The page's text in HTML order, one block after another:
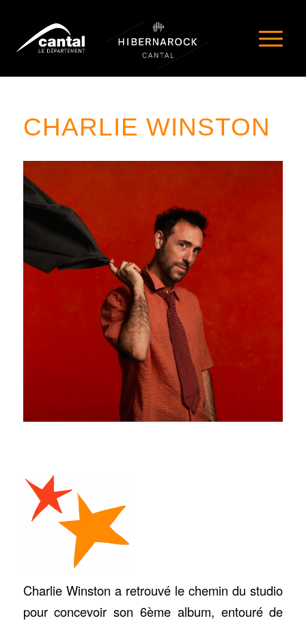
CHARLIE WINSTON
Charlie Winston a retrouvé le chemin du studio
pour concevoir son 6ème album, entouré de